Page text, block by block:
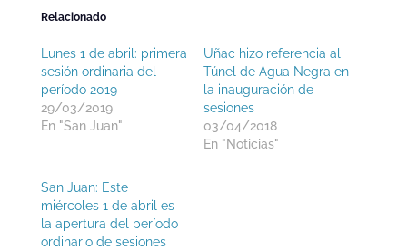
Relacionado
Lunes 1 de abril: primera
sesión ordinaria del
período 2019
29/03/2019
En "San Juan"
Uñac hizo referencia al
Túnel de Agua Negra en
la inauguración de
sesiones
03/04/2018
En "Noticias"
San Juan: Este
miércoles 1 de abril es
la apertura del período
ordinario de sesiones